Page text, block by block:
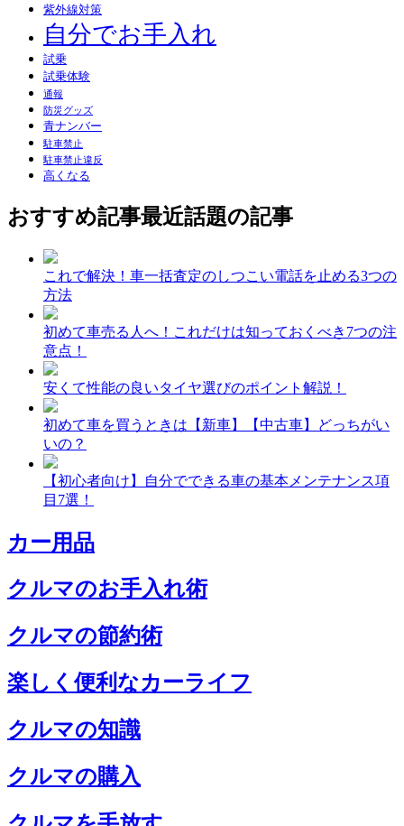
紫外線対策
自分でお手入れ
試乗
試乗体験
通報
防災グッズ
青ナンバー
駐車禁止
駐車禁止違反
高くなる
おすすめ記事最近話題の記事
これで解決！車一括査定のしつこい電話を止める3つの
方法
初めて車売る人へ！これだけは知っておくべき7つの注
意点！
安くて性能の良いタイヤ選びのポイント解説！
初めて車を買うときは【新車】【中古車】どっちがい
いの？
【初心者向け】自分でできる車の基本メンテナンス項
目7選！
カー用品
クルマのお手入れ術
クルマの節約術
楽しく便利なカーライフ
クルマの知識
クルマの購入